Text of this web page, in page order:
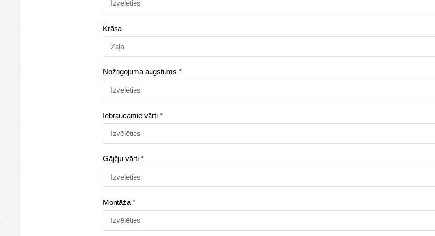
Krāsa
Nožogojuma augstums *
Iebraucamie vārti *
Gājēju vārti *
Montāža *